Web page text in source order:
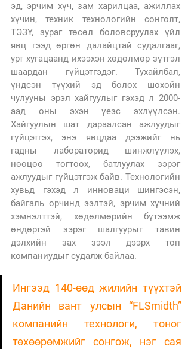
эд, эрчим хүч, зам харилцаа, ажиллах
хүчин, техник технологийн сонголт,
ТЭЗҮ, зураг төсөл боловсруулах үйл
явц гээд өргөн далайцтай судалгааг,
урт хугацаанд ихээхэн хөдөлмөр зүтгэл
шаардан гүйцэтгэдэг. Тухайлбал,
үндсэн түүхий эд болох шохойн
чулууны эрэл хайгуулыг гэхэд л 2000-
аад оны эхэн үеэс эхлүүлсэн.
Хайгуулын шат дараалсан ажлуудыг
гүйцэтгэх, энэ явцдаа дээжийг нь
гадны лабораторид шинжлүүлэх,
нөөцөө тогтоох, батлуулах зэрэг
ажлуудыг гүйцэтгэж байв. Технологийн
хувьд гэхэд л инноваци шингэсэн,
байгаль орчинд ээлтэй, эрчим хүчний
хэмнэлттэй, хөдөлмөрийн бүтээмж
өндөртэй зэрэг шалгуурыг тавин
дэлхийн зах зээл дээрх топ
компаниудыг судалж байлаа.
Ингээд 140-өөд жилийн түүхтэй
Данийн вант улсын “FLSmidth”
компанийн технологи, тоног
төхөөрөмжийг сонгож, нэг сая